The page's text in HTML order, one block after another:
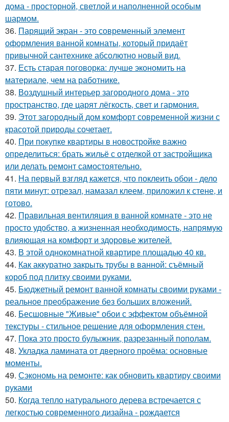
дома - просторной, светлой и наполненной особым
шармом.
36. Парящий экран - это современный элемент
оформления ванной комнаты, который придаёт
привычной сантехнике абсолютно новый вид.
37. Есть старая поговорка: лучше экономить на
материале, чем на работнике.
38. Воздушный интерьер загородного дома - это
пространство, где царят лёгкость, свет и гармония.
39. Этот загородный дом комфорт современной жизни с
красотой природы сочетает.
40. При покупке квартиры в новостройке важно
определиться: брать жильё с отделкой от застройщика
или делать ремонт самостоятельно.
41. На первый взгляд кажется, что поклеить обои - дело
пяти минут: отрезал, намазал клеем, приложил к стене, и
готово.
42. Правильная вентиляция в ванной комнате - это не
просто удобство, а жизненная необходимость, напрямую
влияющая на комфорт и здоровье жителей.
43. В этой однокомнатной квартире площадью 40 кв.
44. Как аккуратно закрыть трубы в ванной: съёмный
короб под плитку своими руками.
45. Бюджетный ремонт ванной комнаты своими руками -
реальное преображение без больших вложений.
46. Бесшовные "Живые" обои с эффектом объёмной
текстуры - стильное решение для оформления стен.
47. Пока это просто булыжник, разрезанный пополам.
48. Укладка ламината от дверного проёма: основные
моменты.
49. Сэкономь на ремонте: как обновить квартиру своими
руками
50. Когда тепло натурального дерева встречается с
легкостью современного дизайна - рождается